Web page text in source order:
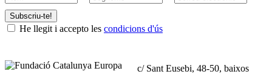
Subscriu-te!
He llegit i accepto les condicions d'ús
c/ Sant Eusebi, 48-50, baixos